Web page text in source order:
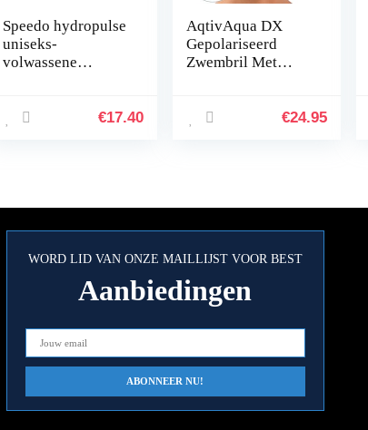
Speedo hydropulse
uniseks-
volwassene
€17.40
AqtivAqua DX
Gepolariseerd
Zwembril Met
Open Water //
€24.95
WORD LID VAN ONZE MAILLIJST VOOR BEST
Aanbiedingen